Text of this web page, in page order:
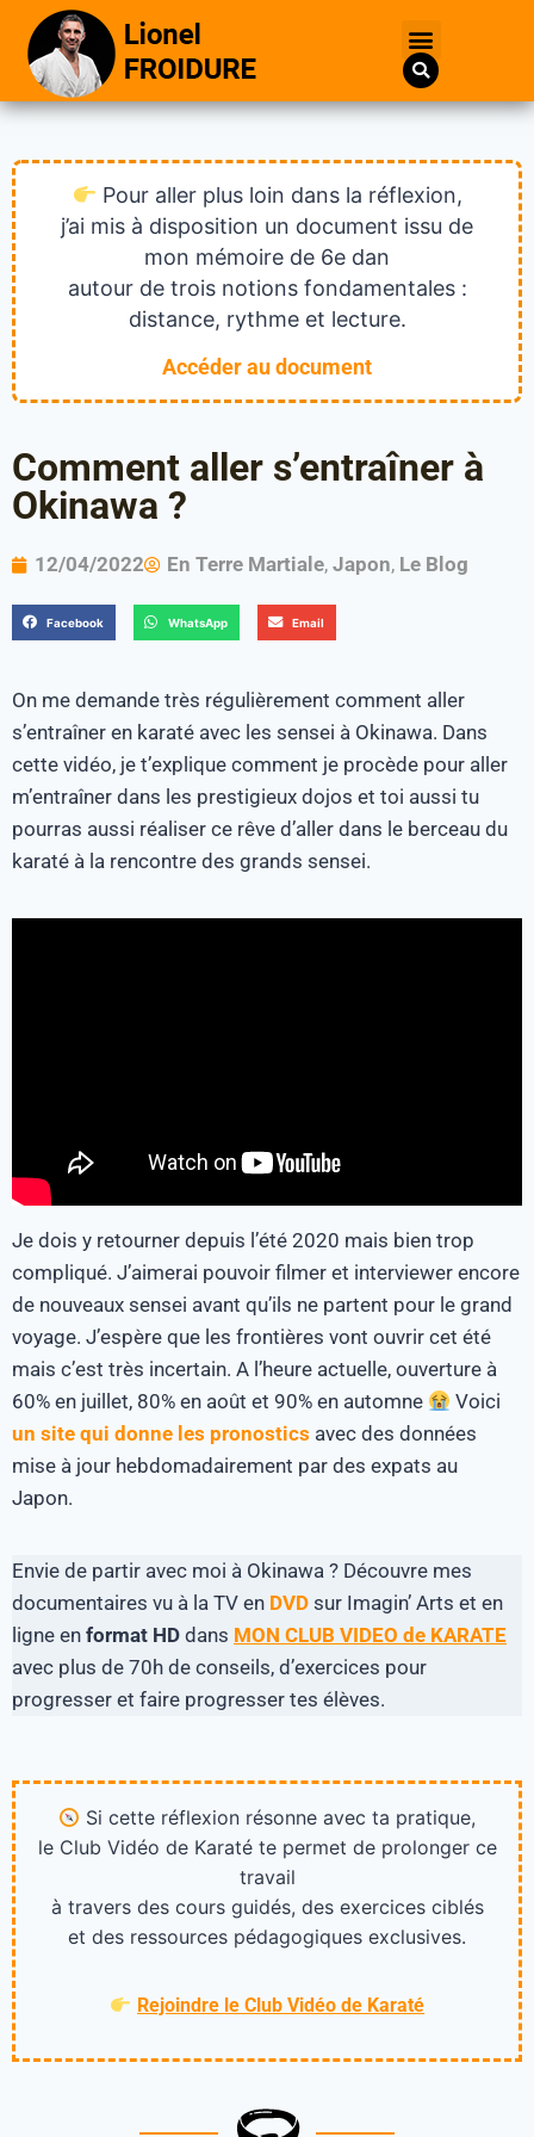
Pour aller plus loin dans la réflexion,
j’ai mis à disposition un document issu de
mon mémoire de 6e dan
autour de trois notions fondamentales :
distance, rythme et lecture.
Accéder au document
Comment aller s’entraîner à
Okinawa ?
12/04/2022 En Terre Martiale, Japon, Le Blog
Facebook WhatsApp Email
On me demande très régulièrement comment aller
s’entraîner en karaté avec les sensei à Okinawa. Dans
cette vidéo, je t’explique comment je procède pour aller
m’entraîner dans les prestigieux dojos et toi aussi tu
pourras aussi réaliser ce rêve d’aller dans le berceau du
karaté à la rencontre des grands sensei.
Je dois y retourner depuis l’été 2020 mais bien trop
compliqué. J’aimerai pouvoir filmer et interviewer encore
de nouveaux sensei avant qu’ils ne partent pour le grand
voyage. J’espère que les frontières vont ouvrir cet été
mais c’est très incertain. A l’heure actuelle, ouverture à
60% en juillet, 80% en août et 90% en automne
Voici
un site qui donne les pronostics avec des données
mise à jour hebdomadairement par des expats au
Japon.
Envie de partir avec moi à Okinawa ? Découvre mes
documentaires vu à la TV en DVD sur Imagin’ Arts et en
ligne en format HD dans MON CLUB VIDEO de KARATE
avec plus de 70h de conseils, d’exercices pour
progresser et faire progresser tes élèves.
Si cette réflexion résonne avec ta pratique,
le Club Vidéo de Karaté te permet de prolonger ce
travail
à travers des cours guidés, des exercices ciblés
et des ressources pédagogiques exclusives.
Rejoindre le Club Vidéo de Karaté